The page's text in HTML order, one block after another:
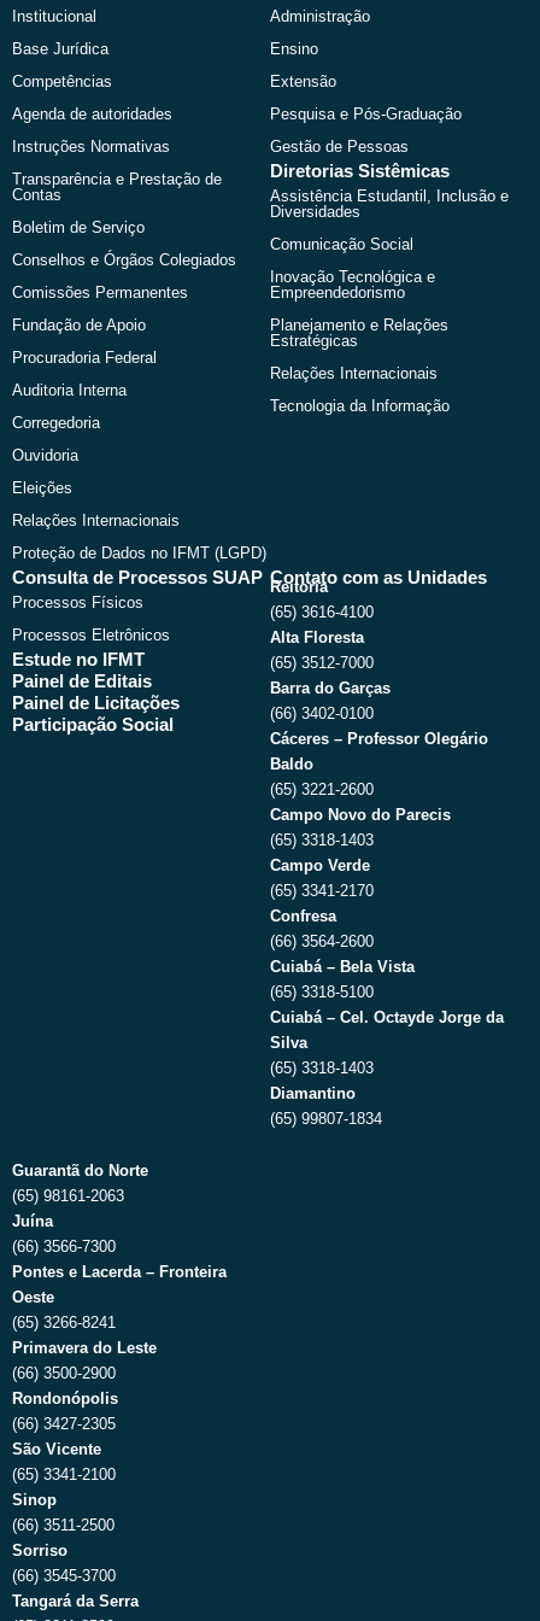
o
k
Institucional
Base Jurídica
Competências
Agenda de autoridades
Instruções Normativas
Transparência e Prestação de
Contas
Boletim de Serviço
Conselhos e Órgãos Colegiados
Comissões Permanentes
Fundação de Apoio
Procuradoria Federal
Auditoria Interna
Corregedoria
Ouvidoria
Eleições
Relações Internacionais
Proteção de Dados no IFMT (LGPD)
Administração
Ensino
Extensão
Pesquisa e Pós-Graduação
Gestão de Pessoas
Diretorias Sistêmicas
Assistência Estudantil, Inclusão e
Diversidades
Comunicação Social
Inovação Tecnológica e
Empreendedorismo
Planejamento e Relações
Estratégicas
Relações Internacionais
Tecnologia da Informação
Consulta de Processos SUAP
Processos Físicos
Processos Eletrônicos
Estude no IFMT
Painel de Editais
Painel de Licitações
Participação Social
Contato com as Unidades
Reitoria
(65) 3616-4100
Alta Floresta
(65) 3512-7000
Barra do Garças
(66) 3402-0100
Cáceres – Professor Olegário
Baldo
(65) 3221-2600
Campo Novo do Parecis
(65) 3318-1403
Campo Verde
(65) 3341-2170
Confresa
(66) 3564-2600
Cuiabá – Bela Vista
(65) 3318-5100
Cuiabá – Cel. Octayde Jorge da
Silva
(65) 3318-1403
Diamantino
(65) 99807-1834
Guarantã do Norte
(65) 98161-2063
Juína
(66) 3566-7300
Pontes e Lacerda – Fronteira
Oeste
(65) 3266-8241
Primavera do Leste
(66) 3500-2900
Rondonópolis
(66) 3427-2305
São Vicente
(65) 3341-2100
Sinop
(66) 3511-2500
Sorriso
(66) 3545-3700
Tangará da Serra